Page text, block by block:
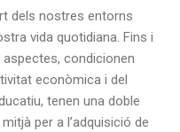
dels nostres entorns
vida quotidiana. Fins i
condicionen
econòmica i del
tenen una doble
per a l’adquisició de